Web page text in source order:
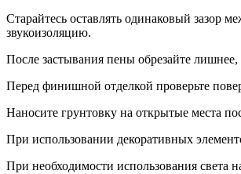
Старайтесь оставлять одинаковый зазор
звукоизоляцию.
После застывания пены обрезайте
Перед финишной отделкой проверьте
Наносите грунтовку на открытые места
При использовании декоративных
При необходимости использования света